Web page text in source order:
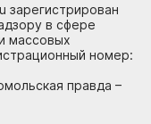
зарегистрирован
в сфере
массовых
номер:
правда –